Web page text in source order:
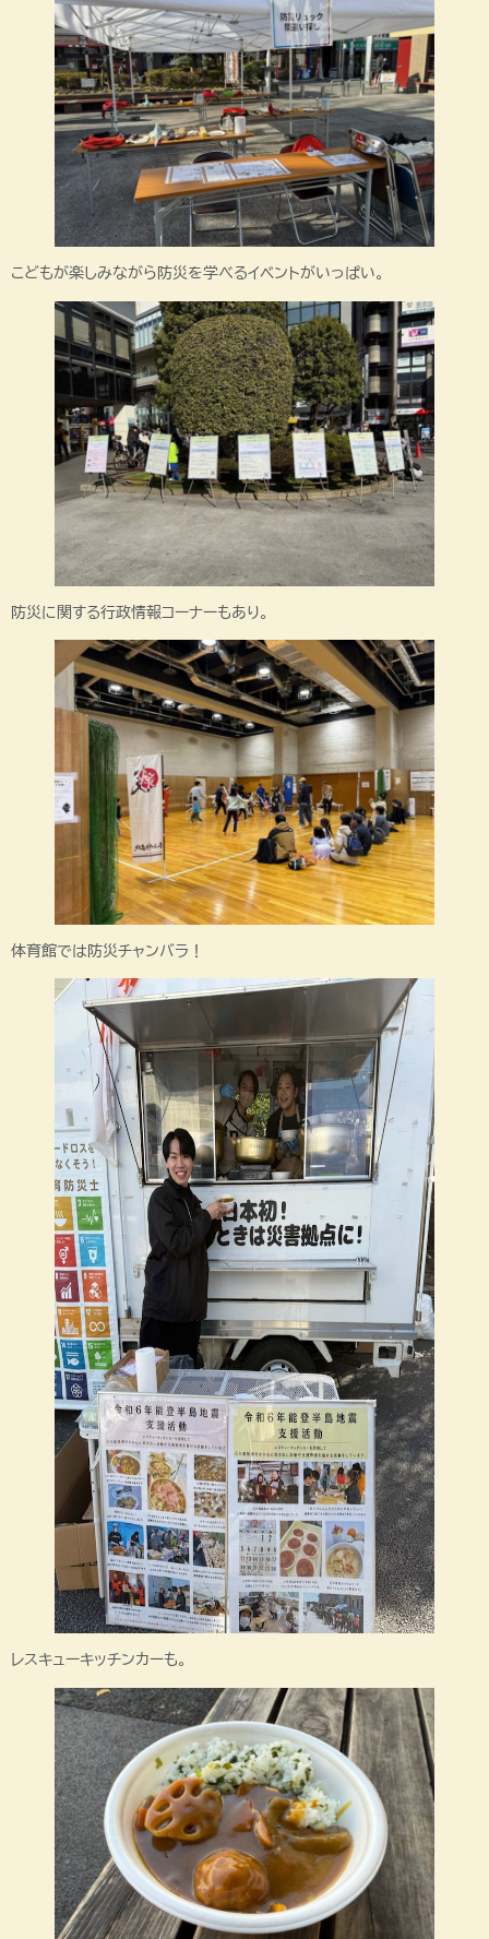
こどもが楽しみながら防災を学べるイベントがいっぱい。
防災に関する行政情報コーナーもあり。
体育館では防災チャンバラ！
レスキューキッチンカーも。